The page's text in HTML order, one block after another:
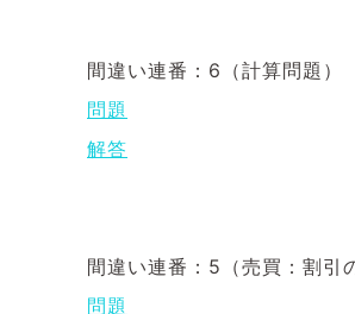
間違い連番：6（計算問
問題
解答
間違い連番：5（売買：割引
問題